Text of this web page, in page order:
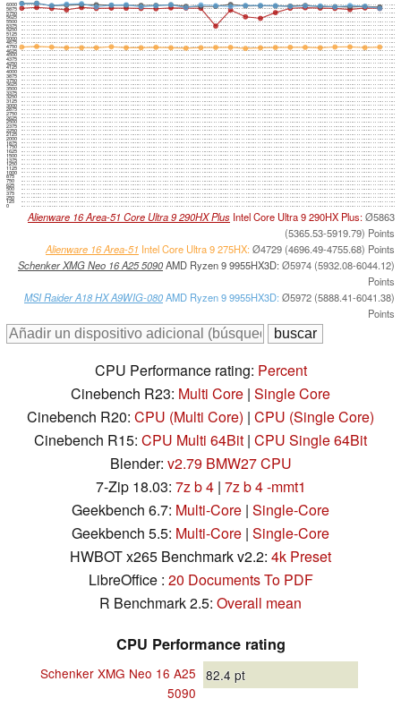
0
125
250
375
500
625
750
875
1000
1125
1250
1375
1500
1625
1750
1875
2000
2125
2250
2375
2500
2625
2750
2875
3000
3125
3250
3375
3500
3625
3750
3875
4000
4125
4250
4375
4500
4625
4750
4875
5000
5125
5250
5375
5500
5625
5750
5875
6000
Alienware 16 Area-51 Core Ultra 9 290HX Plus Intel Core Ultra 9 290HX Plus:Ø5863
(5365.53-5919.79) Points
Alienware 16 Area-51 Intel Core Ultra 9 275HX:Ø4729 (4696.49-4755.68) Points
Schenker XMG Neo 16 A25 5090AMD Ryzen 9 9955HX3D: Ø5974 (5932.08-6044.12)
Points
MSI Raider A18 HX A9WIG-080AMD Ryzen 9 9955HX3D: Ø5972 (5888.41-6041.38)
Points
CPU Performance rating: Percent
Cinebench R23: Multi Core | Single Core
Cinebench R20: CPU (Multi Core) | CPU (Single Core)
Cinebench R15: CPU Multi 64Bit | CPU Single 64Bit
Blender: v2.79 BMW27 CPU
7-Zip 18.03: 7z b 4| 7z b 4 -mmt1
Geekbench 6.7: Multi-Core | Single-Core
Geekbench 5.5: Multi-Core | Single-Core
HWBOT x265 Benchmark v2.2: 4k Preset
LibreOffice : 20 Documents To PDF
R Benchmark 2.5: Overall mean
CPU Performance rating
Schenker XMG Neo 16 A25
5090
82.4 pt